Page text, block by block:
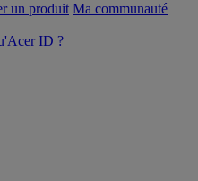
un produit Ma communauté
ID ?